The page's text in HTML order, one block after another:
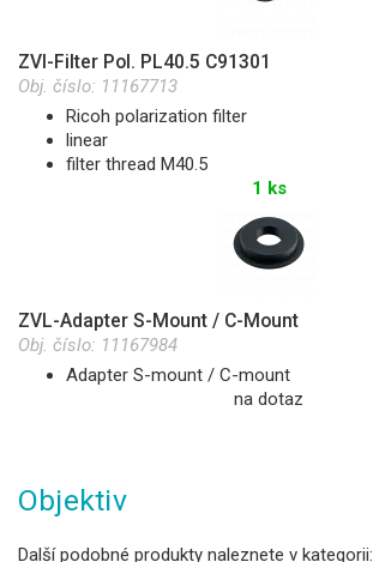
ZVI-Filter Pol. PL40.5 C91301
Obj. číslo: 11167713
Ricoh polarization filter
linear
filter thread M40.5
1 ks
ZVL-Adapter S-Mount / C-Mount
Obj. číslo: 11167984
Adapter S-mount / C-mount
na dotaz
Objektiv
Další podobné produkty naleznete v kategorii: